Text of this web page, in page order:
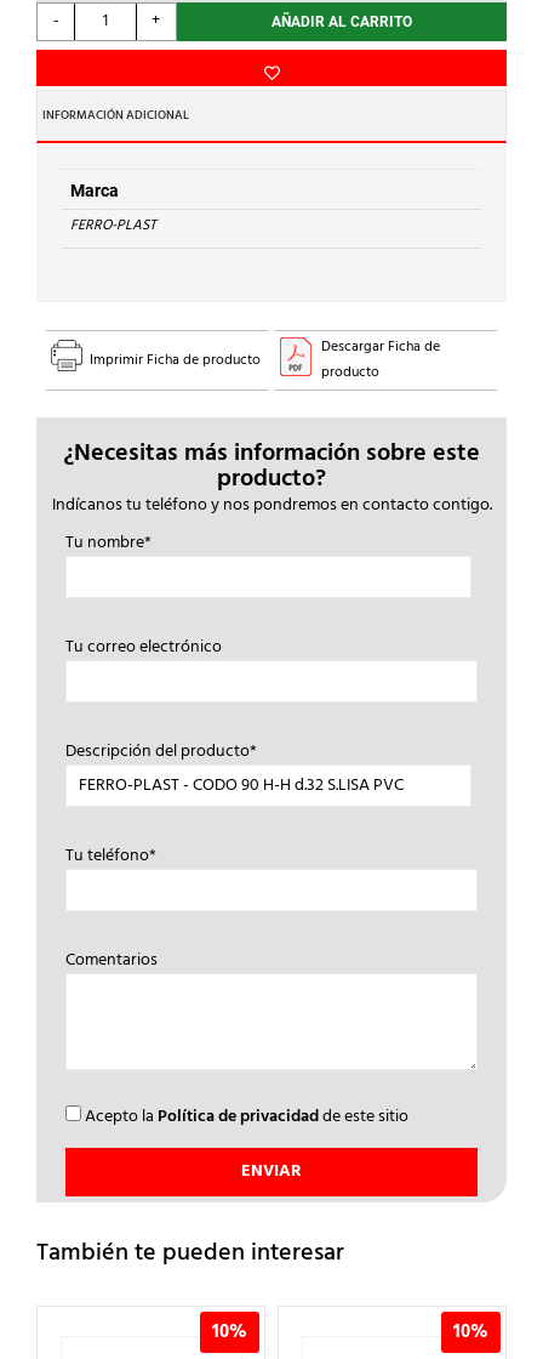
-
FERRO-
PLAST
CODO
90
H-
H
d.32
S.LISA
PVC
+ AÑADIR AL CARRITO
INFORMACIÓN ADICIONAL
Marca
FERRO-PLAST
Imprimir Ficha de producto
Descargar Ficha de
producto
¿Necesitas más información sobre este
producto?
Indícanos tu teléfono y nos pondremos en contacto contigo.
Tu nombre*
Tu correo electrónico
Descripción del producto*
Tu teléfono*
Comentarios
Acepto la Política de privacidadde este sitio
También te pueden interesar
10% 10%